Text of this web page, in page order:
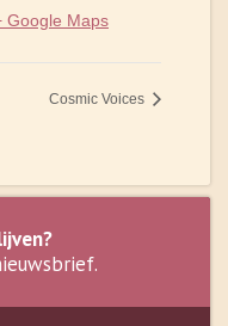
Google Maps
Cosmic Voices